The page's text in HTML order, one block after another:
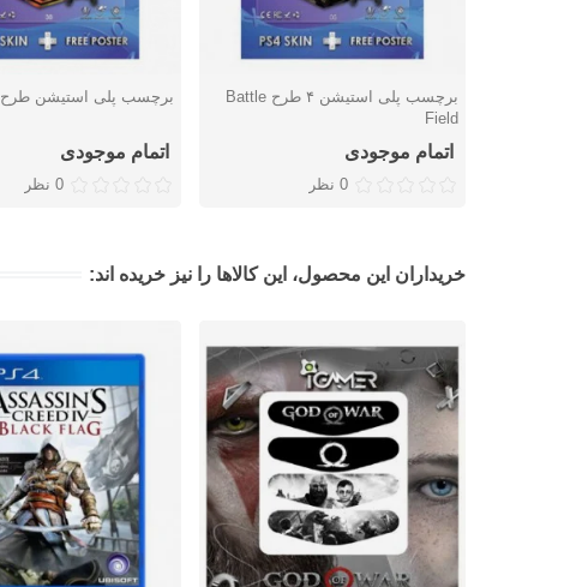
دوست داشتن
برچسب پلی استیشن ۴ طرح Battle
Field
اتمام موجودی
0 نظر
دوست داشتن
برچسب پلی استیشن طرح Messi
اتمام موجودی
0 نظر
خریداران این محصول، این کالاها را نیز خریده اند: